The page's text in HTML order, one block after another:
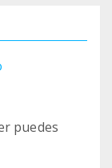
puedes